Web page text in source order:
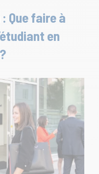
Que faire à
en